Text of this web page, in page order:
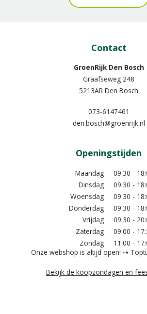
Contact
GroenRijk Den Bosch
Graafseweg 248
5213AR Den Bosch
073-6147461
den.bosch@groenrijk.nl
Openingstijden
Maandag
09:30 -
Dinsdag
09:30 -
Woensdag
09:30 -
Donderdag
09:30 -
Vrijdag
09:30 -
Zaterdag
09:00 -
Zondag
11:00 -
Onze webshop is altijd open! ⇢
Bekijk de koopzondagen en